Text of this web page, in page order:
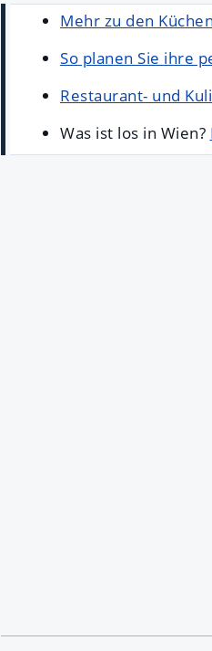
Mehr zu den
So planen Sie ihre
Restaurant- und
Was ist los in Wien?